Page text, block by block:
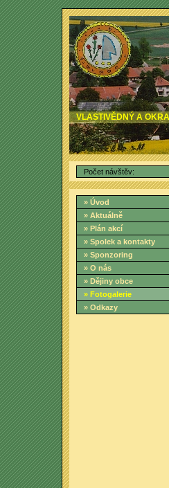
VLASTIVĚDNÝ A
Počet návštěv:
» Úvod
» Aktuálně
» Plán akcí
» Spolek a kontakty
» Sponzoring
» O nás
» Dějiny obce
» Fotogalerie
» Odkazy